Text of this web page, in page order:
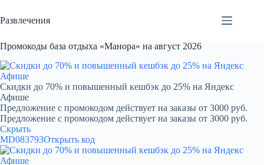
к
сути
Развлечения
Промокоды база отдыха «Манора» на август 2026
Скидки до 70% и повышенный кешбэк до 25% на Яндекс
Афише
Предложение с промокодом действует на заказы от 3000 руб.
Предложение с промокодом действует на заказы от 3000 руб.
Скрыть
MD083793Открыть код